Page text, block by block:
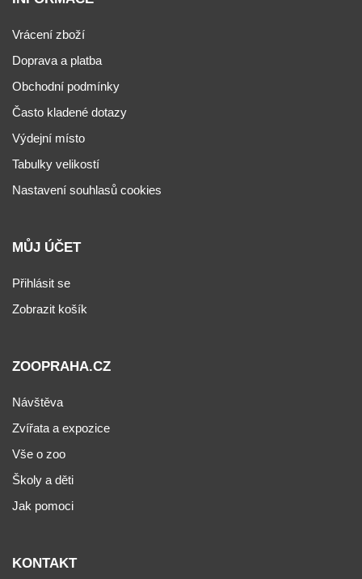
Vrácení zboží
Doprava a platba
Obchodní podmínky
Často kladené dotazy
Výdejní místo
Tabulky velikostí
Nastavení souhlasů cookies
MŮJ ÚČET
Přihlásit se
Zobrazit košík
ZOOPRAHA.CZ
Návštěva
Zvířata a expozice
Vše o zoo
Školy a děti
Jak pomoci
KONTAKT